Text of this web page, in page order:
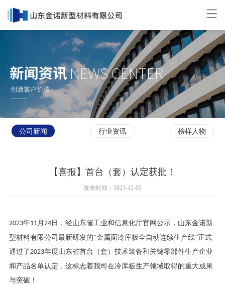
公司新闻 行业资讯 榜样人物
【喜报】首台（套）认定获批！
发布时间：2023-12-05
2023年11月 24日，经山东省工业和信息化厅官网公示， 山东金诺新
型材料有限公司最新研发的“金属面冷库板全自动连续生产线”正式
通过了2023年度山东省首台（套）技术装备和关键零部件生产企业
和产品名单认定，这标志着我司 在冷库板生产领域取得的重大成果
与突破！